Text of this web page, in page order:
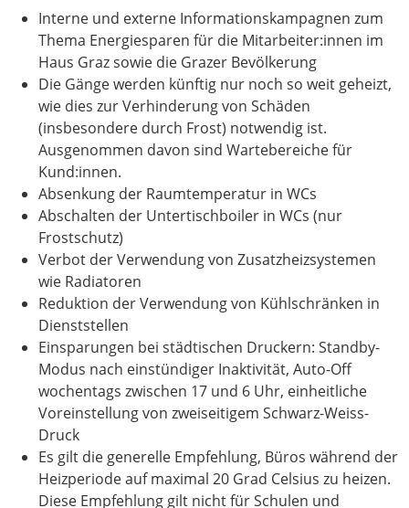
Interne und externe Informationskampagnen zum
Thema Energiesparen für die Mitarbeiter:innen im
Haus Graz sowie die Grazer Bevölkerung
Die Gänge werden künftig nur noch so weit geheizt,
wie dies zur Verhinderung von Schäden
(insbesondere durch Frost) notwendig ist.
Ausgenommen davon sind Wartebereiche für
Kund:innen.
Absenkung der Raumtemperatur in WCs
Abschalten der Untertischboiler in WCs (nur
Frostschutz)
Verbot der Verwendung von Zusatzheizsystemen
wie Radiatoren
Reduktion der Verwendung von Kühlschränken in
Dienststellen
Einsparungen bei städtischen Druckern: Standby-
Modus nach einstündiger Inaktivität, Auto-Off
wochentags zwischen 17 und 6 Uhr, einheitliche
Voreinstellung von zweiseitigem Schwarz-Weiss-
Druck
Es gilt die generelle Empfehlung, Büros während der
Heizperiode auf maximal 20 Grad Celsius zu heizen.
Diese Empfehlung gilt nicht für Schulen und